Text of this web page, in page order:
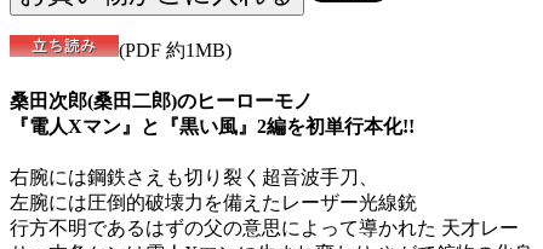
(PDF 約1MB)
桑田次郎(桑田二郎)のヒーローモノ
『電人Xマン』と『黒い風』2編を初単行本化!!
右腕には鋼鉄さえも切り裂く超音波手刀、
左腕には圧倒的破壊力を備えたレーザー光線銃
行方不明であるはずの父の意思によって導かれた 天才レー